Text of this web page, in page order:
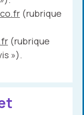
(rubrique
(rubrique
»).